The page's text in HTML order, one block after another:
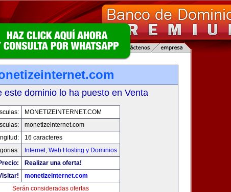
este dominio lo ha puesto en Venta
MONETIZEINTERNET.COM
monetizeinternet.com
16 caracteres
Internet, Web Hosting y Dominios
Realizar una oferta!
monetizeinternet.com
Serán consideradas ofertas